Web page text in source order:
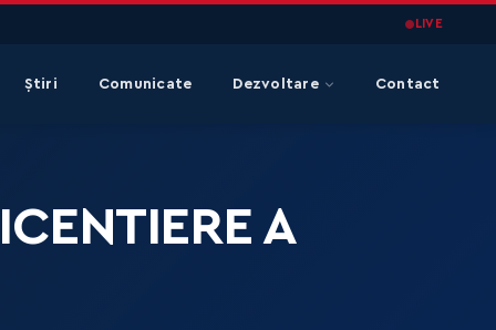
LIVE
Știri Comunicate Dezvoltare Contact
A